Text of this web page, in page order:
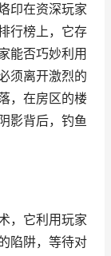
印在资深玩家
行榜上，它存
能否巧妙利用
须离开激烈的
，在房区的楼
影背后，钓鱼
，它利用玩家
陷阱，等待对